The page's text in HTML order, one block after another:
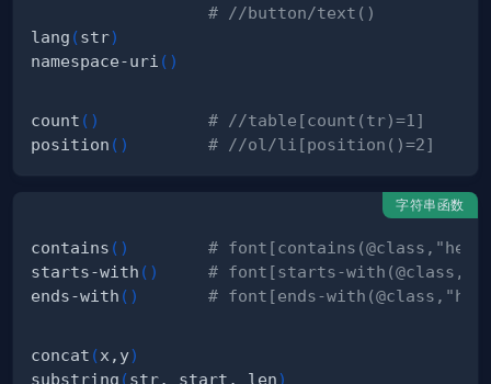
# //button/text()
lang (str)
namespace-uri ( )
count ( )
# //table[count(tr)=1]
position ( ) # //ol/li[position()=2]
字符串函数
contains ( )
#
starts-with ( )
# font[starts-
ends-with ( ) # font[ends-
concat (x,y)
substring (str, start, len)